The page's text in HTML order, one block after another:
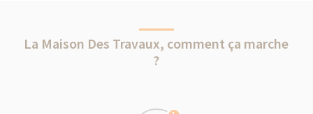
La Maison Des Travaux, comment ça marche
?